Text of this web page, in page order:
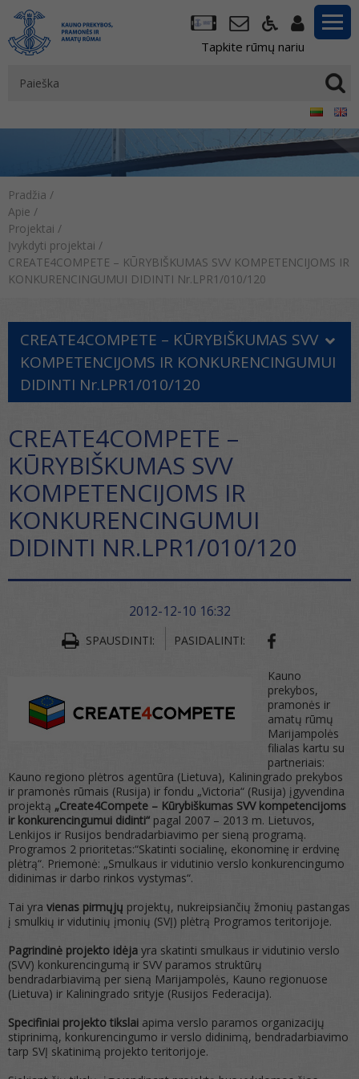
Tapkite rūmų nariu
Pradžia /
Apie /
Projektai /
Įvykdyti projektai /
CREATE4COMPETE – KŪRYBIŠKUMAS SVV KOMPETENCIJOMS IR
KONKURENCINGUMUI DIDINTI Nr.LPR1/010/120
CREATE4COMPETE – KŪRYBIŠKUMAS SVV
KOMPETENCIJOMS IR KONKURENCINGUMUI
DIDINTI Nr.LPR1/010/120
CREATE4COMPETE –
KŪRYBIŠKUMAS SVV
KOMPETENCIJOMS IR
KONKURENCINGUMUI
DIDINTI NR.LPR1/010/120
2012-12-10 16:32
SPAUSDINTI: PASIDALINTI:
Kauno
prekybos,
pramonės ir
amatų rūmų
Marijampolės
filialas kartu su
partneriais:
Kauno regiono plėtros agentūra (Lietuva), Kaliningrado prekybos
ir pramonės rūmais (Rusija) ir fondu „Victoria“ (Rusija) įgyvendina
projektą „Create4Compete – Kūrybiškumas SVV kompetencijoms
ir konkurencingumui didinti“ pagal 2007 – 2013 m. Lietuvos,
Lenkijos ir Rusijos bendradarbiavimo per sieną programą.
Programos 2 prioritetas:“Skatinti socialinę, ekonominę ir erdvinę
plėtrą“. Priemonė: „Smulkaus ir vidutinio verslo konkurencingumo
didinimas ir darbo rinkos vystymas“.
Tai yra vienas pirmųjų projektų, nukreipsiančių žmonių pastangas
į smulkių ir vidutinių įmonių (SVĮ) plėtrą Programos teritorijoje.
Pagrindinė projekto idėja yra skatinti smulkaus ir vidutinio verslo
(SVV) konkurencingumą ir SVV paramos struktūrų
bendradarbiavimą per sieną Marijampolės, Kauno regionuose
(Lietuva) ir Kaliningrado srityje (Rusijos Federacija).
Specifiniai projekto tikslai apima verslo paramos organizacijų
stiprinimą, konkurencingumo ir verslo didinimą, bendradarbiavimo
tarp SVĮ skatinimą projekto teritorijoje.